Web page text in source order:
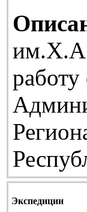
Экспедиции